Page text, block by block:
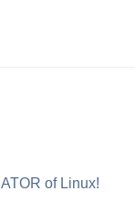
of Linux!